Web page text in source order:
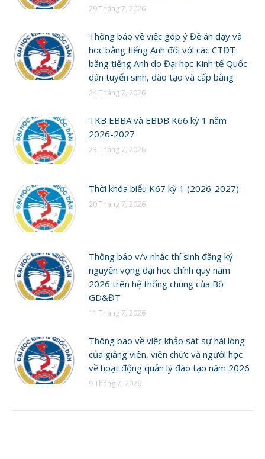
29 Tháng 7, 2026
Thông báo về việc góp ý Đề án dạy và
học bằng tiếng Anh đối với các CTĐT
bằng tiếng Anh do Đại học Kinh tế Quốc
dân tuyển sinh, đào tạo và cấp bằng
24 Tháng 7, 2026
TKB EBBA và EBDB K66 kỳ 1 năm
2026-2027
23 Tháng 7, 2026
Thời khóa biểu K67 kỳ 1 (2026-2027)
20 Tháng 7, 2026
Thông báo v/v nhắc thí sinh đăng ký
nguyện vọng đại học chính quy năm
2026 trên hệ thống chung của Bộ
GD&ĐT
11 Tháng 7, 2026
Thông báo về việc khảo sát sự hài lòng
của giảng viên, viên chức và người học
về hoạt động quản lý đào tạo năm 2026
9 Tháng 7, 2026